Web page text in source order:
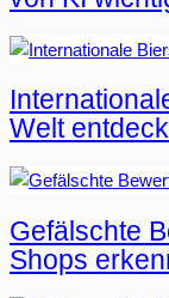
Welt
Gefälschte
Shops